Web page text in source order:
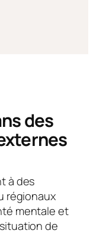
des
à des
régionaux
mentale et
de